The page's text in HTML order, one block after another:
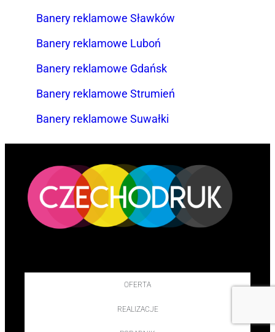
Banery reklamowe Sławków
Banery reklamowe Luboń
Banery reklamowe Gdańsk
Banery reklamowe Strumień
Banery reklamowe Suwałki
OFERTA
REALIZACJE